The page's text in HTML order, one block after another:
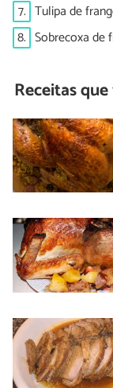
7. Tulipa de
8. Sobrecoxa de
Receitas